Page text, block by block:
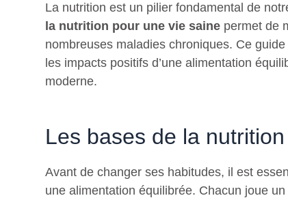
La nutrition est un pilier fondamental de
la nutrition pour une vie saine permet de
nombreuses maladies chroniques. Ce
les impacts positifs d’une alimentation
moderne.
Les bases de la
Avant de changer ses habitudes, il est
une alimentation équilibrée. Chacun joue